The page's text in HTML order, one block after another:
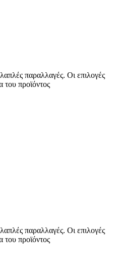
παραλλαγές. Οι επιλογές
του προϊόντος
παραλλαγές. Οι επιλογές
του προϊόντος